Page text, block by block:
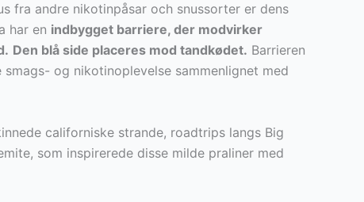
fra andre nikotinpåsar och snussorter er dens
har en indbygget barriere, der modvirker
Den blå side placeres mod tandkødet. Barrieren
og nikotinoplevelse sammenlignet med
californiske strande, roadtrips langs Big
som inspirerede disse milde praliner med